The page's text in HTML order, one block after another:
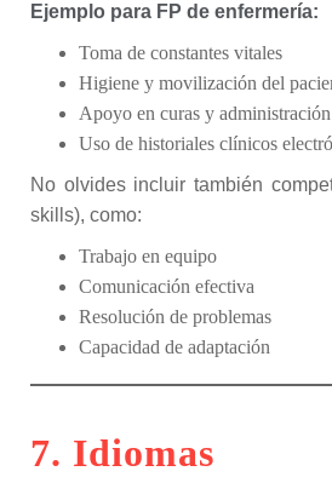
Ejemplo para FP de enfermería:
Toma de constantes vitales
Higiene y movilización del
Apoyo en curas y
Uso de historiales clínicos
No olvides incluir también
skills), como:
Trabajo en equipo
Comunicación efectiva
Resolución de problemas
Capacidad de adaptación
7. Idiomas